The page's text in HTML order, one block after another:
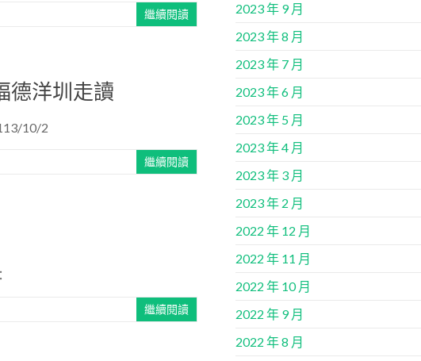
繼續閱讀
德洋圳走讀
10/2
繼續閱讀
繼續閱讀
2023 年 9 月
2023 年 8 月
2023 年 7 月
2023 年 6 月
2023 年 5 月
2023 年 4 月
2023 年 3 月
2023 年 2 月
2022 年 12 月
2022 年 11 月
2022 年 10 月
2022 年 9 月
2022 年 8 月